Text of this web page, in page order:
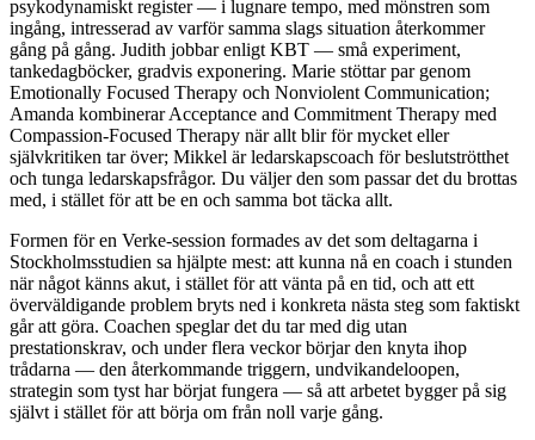
psykodynamiskt register — i lugnare tempo, med mönstren som
ingång, intresserad av varför samma slags situation återkommer
gång på gång. Judith jobbar enligt KBT — små experiment,
tankedagböcker, gradvis exponering. Marie stöttar par genom
Emotionally Focused Therapy och Nonviolent Communication;
Amanda kombinerar Acceptance and Commitment Therapy med
Compassion-Focused Therapy när allt blir för mycket eller
självkritiken tar över; Mikkel är ledarskapscoach för beslutströtthet
och tunga ledarskapsfrågor. Du väljer den som passar det du brottas
med, i stället för att be en och samma bot täcka allt.
Formen för en Verke-session formades av det som deltagarna i
Stockholmsstudien sa hjälpte mest: att kunna nå en coach i stunden
när något känns akut, i stället för att vänta på en tid, och att ett
överväldigande problem bryts ned i konkreta nästa steg som faktiskt
går att göra. Coachen speglar det du tar med dig utan
prestationskrav, och under flera veckor börjar den knyta ihop
trådarna — den återkommande triggern, undvikandeloopen,
strategin som tyst har börjat fungera — så att arbetet bygger på sig
självt i stället för att börja om från noll varje gång.